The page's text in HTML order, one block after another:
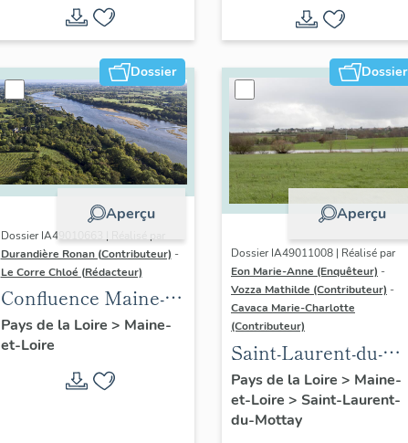
Dossier
Aperçu
Dossier IA49010663 | Réalisé par
Durandière Ronan (Contributeur) -
Le Corre Chloé (Rédacteur)
Confluence Maine-
Loire : présentation
de l'aire d'étude
Pays de la Loire > Maine-
et-Loire
Dossier
Aperçu
Dossier IA49011008 | Réalisé par
Eon Marie-Anne (Enquêteur) -
Vozza Mathilde (Contributeur) -
Cavaca Marie-Charlotte
(Contributeur)
Saint-Laurent-du-
Mottay :
présentation de la
commune
Pays de la Loire > Maine-
et-Loire > Saint-Laurent-
du-Mottay